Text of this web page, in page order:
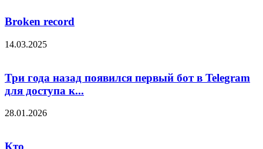
Broken record
14.03.2025
Три года назад появился первый бот в Telegram
для доступа к...
28.01.2026
Кто